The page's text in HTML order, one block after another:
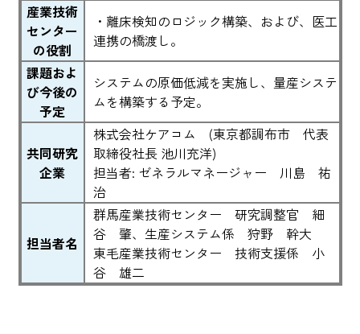
産業技術
センター
の役割
・離床検知のロジック構築、および、医工
連携の橋渡し。
課題およ
び今後の
予定
システムの原価低減を実施し、量産システ
ムを構築する予定。
共同研究
企業
株式会社ケアコム (東京都調布市 代表
取締役社長 池川充洋)
担当者: ゼネラルマネージャー 川島 祐
治
担当者名
群馬産業技術センター 研究調整官 細
谷 肇、生産システム係 狩野 幹大
東毛産業技術センター 技術支援係 小
谷 雄二